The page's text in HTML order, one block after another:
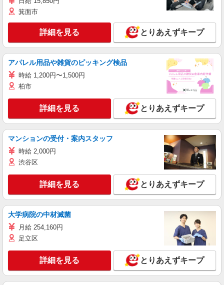
箕面市
詳細を見る とりあえずキープ
アパレル用品や雑貨のピッキング検品
時給 1,200円〜1,500円
柏市
詳細を見る とりあえずキープ
マンションの受付・案内スタッフ
時給 2,000円
渋谷区
詳細を見る とりあえずキープ
大学病院の中材滅菌
月給 254,160円
足立区
詳細を見る とりあえずキープ